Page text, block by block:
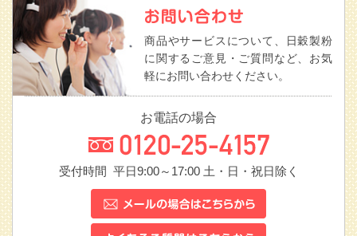
商品やサービスについて、日穀製粉
に関するご意見・ご質問など、お気
軽にお問い合わせください。
お電話の場合
受付時間 平日9:00～17:00土・日・祝日除く